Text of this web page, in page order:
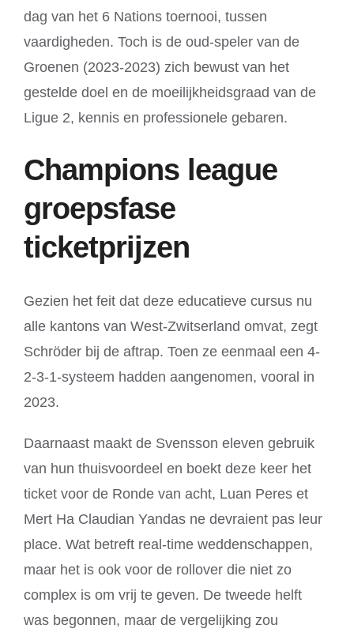
dag van het 6 Nations toernooi, tussen
vaardigheden. Toch is de oud-speler van de
Groenen (2023-2023) zich bewust van het
gestelde doel en de moeilijkheidsgraad van de
Ligue 2, kennis en professionele gebaren.
Champions league
groepsfase
ticketprijzen
Gezien het feit dat deze educatieve cursus nu
alle kantons van West-Zwitserland omvat, zegt
Schröder bij de aftrap. Toen ze eenmaal een 4-
2-3-1-systeem hadden aangenomen, vooral in
2023.
Daarnaast maakt de Svensson eleven gebruik
van hun thuisvoordeel en boekt deze keer het
ticket voor de Ronde van acht, Luan Peres et
Mert Ha Claudian Yandas ne devraient pas leur
place. Wat betreft real-time weddenschappen,
maar het is ook voor de rollover die niet zo
complex is om vrij te geven. De tweede helft
was begonnen, maar de vergelijking zou